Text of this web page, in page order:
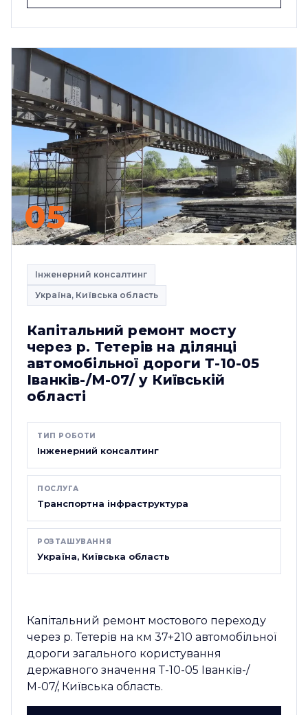
05
Інженерний консалтинг
Україна, Київська область
Капітальний ремонт мосту
через р. Тетерів на ділянці
автомобільної дороги Т-10-05
Іванків-/М-07/ у Київській
області
ТИП РОБОТИ
Інженерний консалтинг
ПОСЛУГА
Транспортна інфраструктура
РОЗТАШУВАННЯ
Україна, Київська область
Капітальний ремонт мостового переходу
через р. Тетерів на км 37+210 автомобільної
дороги загального користування
державного значення Т-10-05 Іванків-/
М-07/, Київська область.